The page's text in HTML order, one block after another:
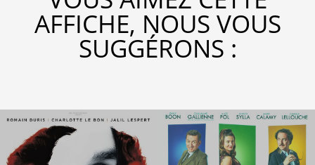
AFFICHE, NOUS VOUS
SUGGÉRONS :